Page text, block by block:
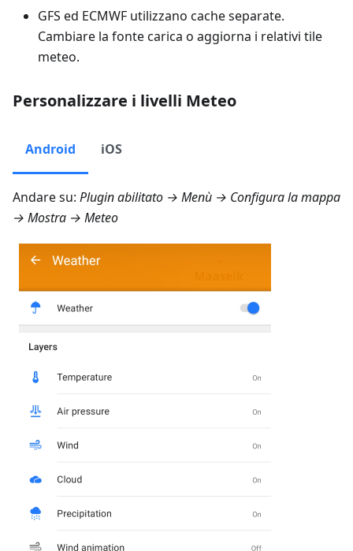
GFS ed ECMWF utilizzano cache separate.
Cambiare la fonte carica o aggiorna i relativi tile
meteo.
Personalizzare i livelli Meteo
Android iOS
Andare su: Plugin abilitato → Menù → Configura la mappa
→ Mostra → Meteo